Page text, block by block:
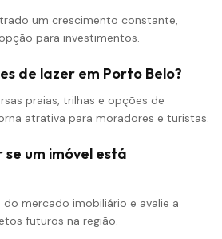
um crescimento constante,
para investimentos.
de lazer em Porto Belo?
praias, trilhas e opções de
atrativa para moradores e turistas.
se um imóvel está
mercado imobiliário e avalie a
futuros na região.